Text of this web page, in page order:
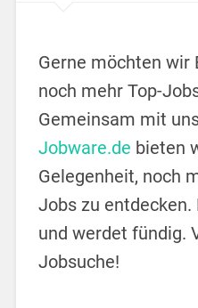
Gerne möchten wir
noch mehr Top-
Gemeinsam mit
Jobware.de bieten
Gelegenheit, noch
Jobs zu entdecken.
und werdet fündig.
Jobsuche!